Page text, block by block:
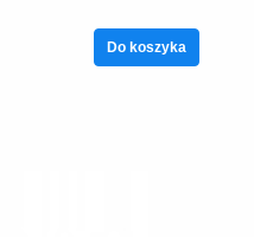
Do koszyka